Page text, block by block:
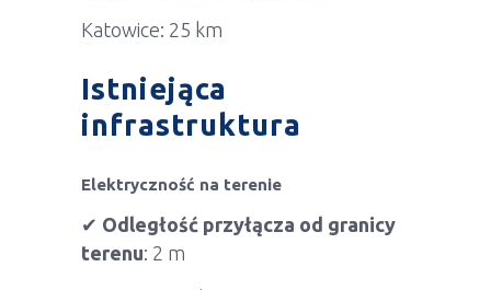
Katowice: 25 km
Istniejąca
infrastruktura
Elektryczność na terenie
✔ Odległość przyłącza od granicy
terenu: 2 m